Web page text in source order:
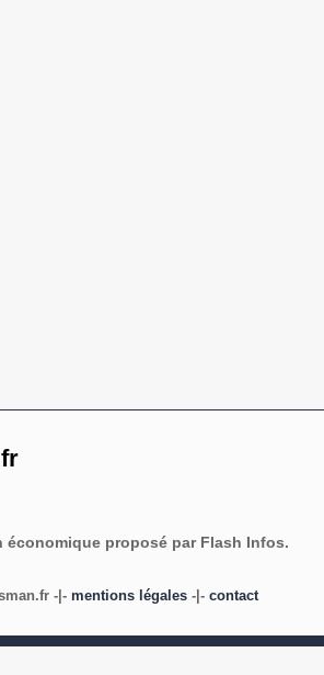
proposé par Flash Infos.
-|- mentions légales -|- contact